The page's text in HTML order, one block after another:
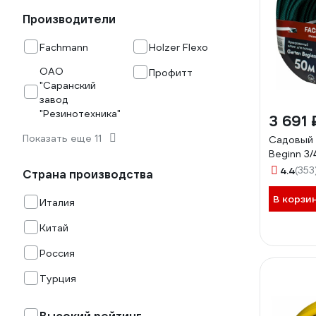
Производители
Fachmann
Holzer Flexo
ОАО
"Саранский
завод
"Резинотехника"
Профитт
Показать еще 11
Страна производства
Италия
Китай
Россия
Турция
3 691
Садовый
Beginn
4.4
В